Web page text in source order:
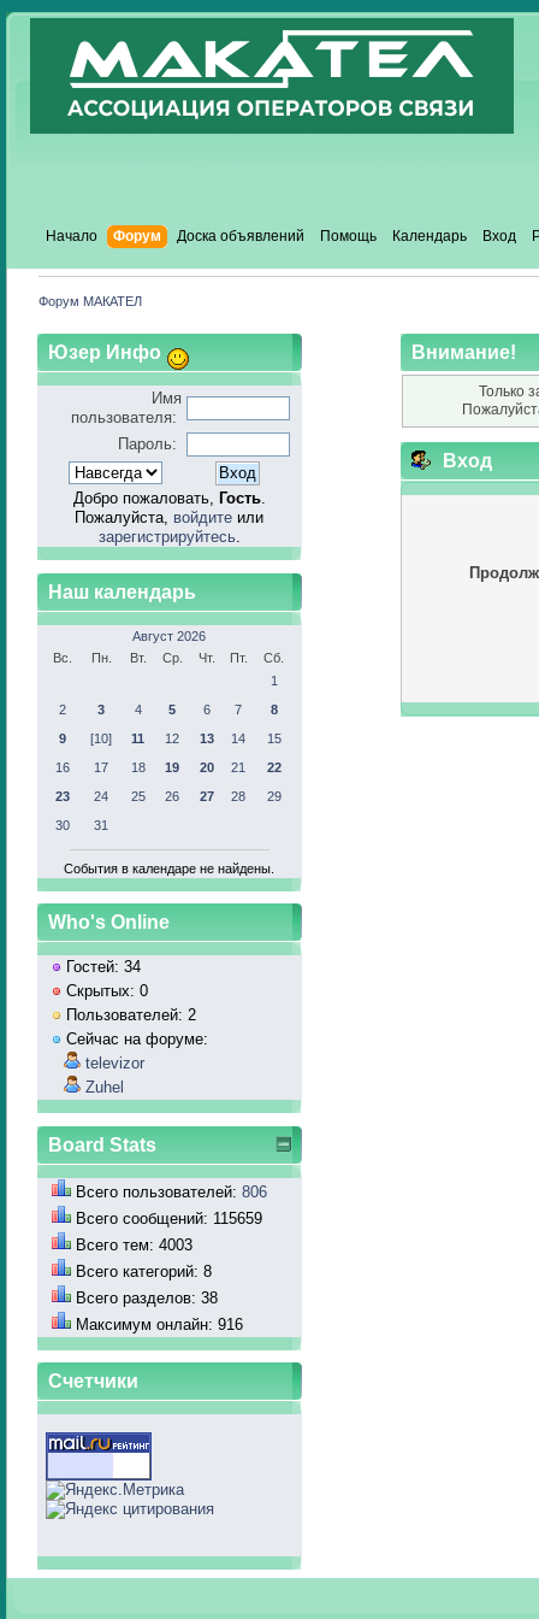
Начало Форум Доска объявлений Помощь Календарь Вход
Форум МАКАТЕЛ
Юзер Инфо
Имя
пользователя:
Пароль:
Добро пожаловать, Гость.
Пожалуйста, войдите или
зарегистрируйтесь.
Наш календарь
Август 2026
Вс.
Пн. Вт. Ср. Чт. Пт.
Сб.
1
2
3 4 5 6 7
8
9
[10] 11 12 13 14
15
16
17 18 19 20 21
22
23
24 25 26 27 28
29
30
31
События в календаре не найдены.
Who's Online
Гостей: 34
Скрытых: 0
Пользователей: 2
Сейчас на форуме:
televizor
Zuhel
Board Stats
Всего пользователей: 806
Всего сообщений: 115659
Всего тем: 4003
Всего категорий: 8
Всего разделов: 38
Максимум онлайн: 916
Счетчики
Внимание!
Только
Вход